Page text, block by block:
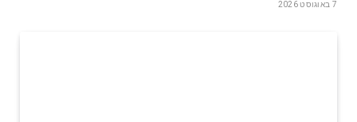
7 באוגוסט 2026